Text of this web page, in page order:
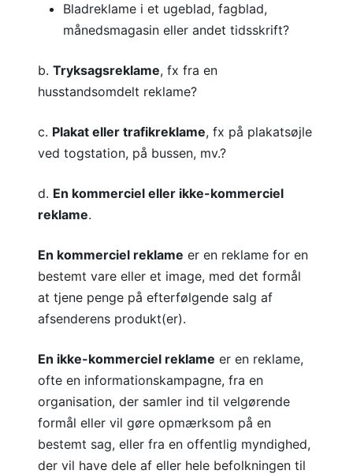
Bladreklame i et ugeblad, fagblad,
månedsmagasin eller andet tidsskrift?
b. Tryksagsreklame, fx fra en
husstandsomdelt reklame?
c. Plakat eller trafikreklame, fx på plakatsøjle
ved togstation, på bussen, mv.?
d. En kommerciel eller ikke-kommerciel
reklame.
En kommerciel reklame er en reklame for en
bestemt vare eller et image, med det formål
at tjene penge på efterfølgende salg af
afsenderens produkt(er).
En ikke-kommerciel reklame er en reklame,
ofte en informationskampagne, fra en
organisation, der samler ind til velgørende
formål eller vil gøre opmærksom på en
bestemt sag, eller fra en offentlig myndighed,
der vil have dele af eller hele befolkningen til